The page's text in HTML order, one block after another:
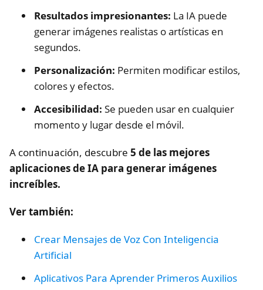
Resultados impresionantes: La IA puede
generar imágenes realistas o artísticas en
segundos.
Personalización: Permiten modificar estilos,
colores y efectos.
Accesibilidad: Se pueden usar en cualquier
momento y lugar desde el móvil.
A continuación, descubre 5 de las mejores
aplicaciones de IA para generar imágenes
increíbles.
Ver también:
Crear Mensajes de Voz Con Inteligencia
Artificial
Aplicativos Para Aprender Primeros Auxilios